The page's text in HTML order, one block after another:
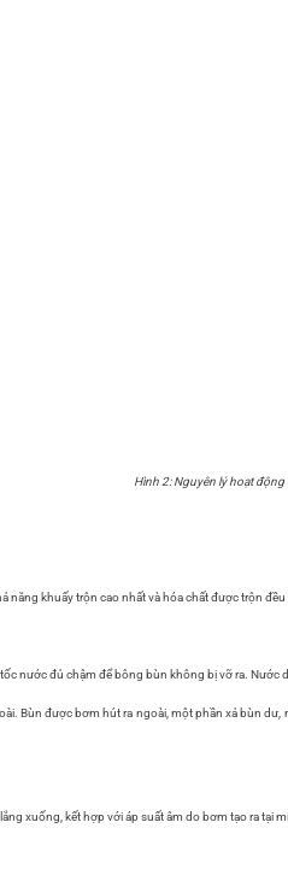
Hình 2: Nguyên lý hoạt động
năng khuấy trộn cao nhất và hóa chất được trộn đều
nước đủ chậm để bông bùn không bị vỡ ra.
Bùn được bơm hút ra ngoài, một phần xả bùn
xuống, kết hợp với áp suất âm do bơm tạo ra tại